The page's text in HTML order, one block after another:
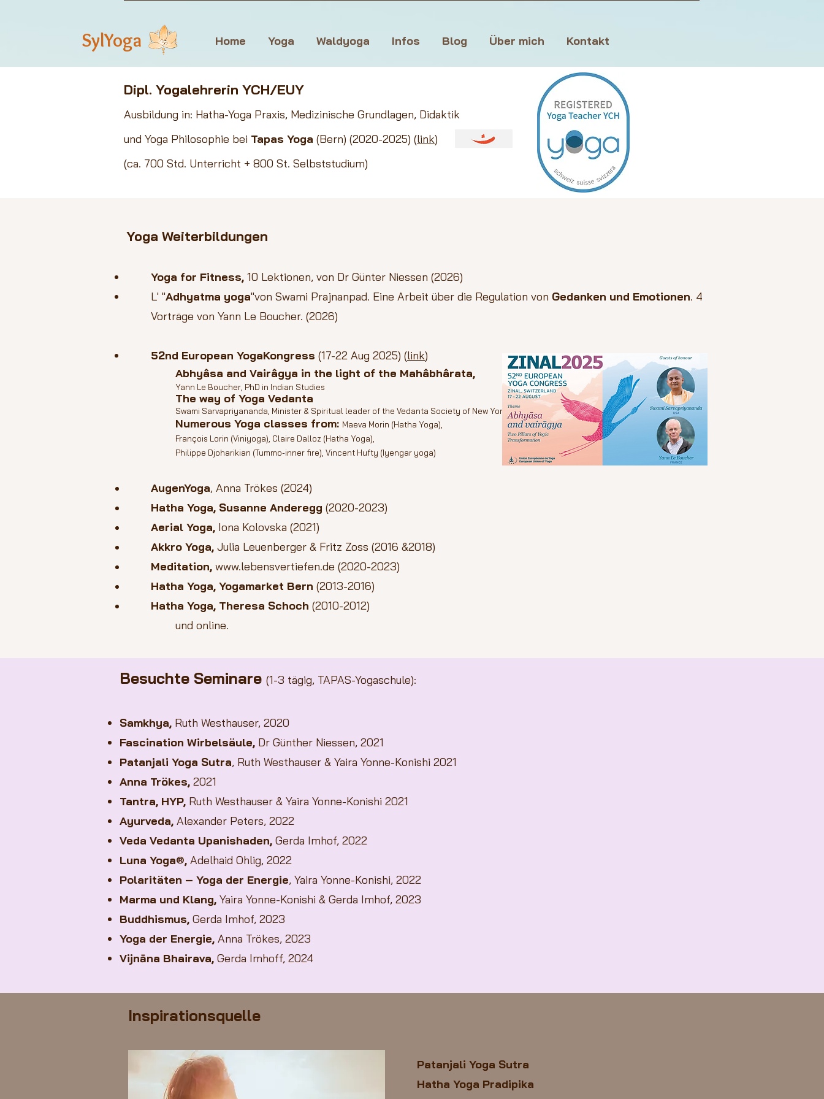
SylYoga Home Yoga Waldyoga Infos Blog Über mich Kontakt
Dipl. Yogalehrerin YCH/EUY
Ausbildung in: Hatha-Yoga Praxis, Medizinische Grundlagen, Didaktik
und Yoga Philosophie bei Tapas Yoga (Bern) (2020-2025) (link)
(ca. 700 Std. Unterricht + 800 St. Selbststudium)
Yoga Weiterbildungen
Yoga for Fitness, 10 Lektionen, von Dr Günter Niessen (2026)
L' "Adhyatma yoga"von Swami Prajnanpad. Eine Arbeit über die Regulation von Gedanken und Emotionen. 4
Vorträge von Yann Le Boucher. (2026)
52nd European YogaKongress (17-22 Aug 2025) (link)
Abhyâsa and Vairâgya in the light of the Mahâbhârata,
Yann Le Boucher, PhD in Indian Studies
The way of Yoga Vedanta​
Swami Sarvapriyananda, Minister & Spiritual leader of the Vedanta Society of New York
​Numerous Yoga classes from: Maeva Morin (Hatha Yoga),
François Lorin (Viniyoga), Claire Dalloz (Hatha Yoga),
Philippe Djoharikian (Tummo-inner fire), Vincent Hufty (Iyengar yoga)
AugenYoga, Anna Trökes (2024)
Hatha Yoga, Susanne Anderegg (2020-2023)
Aerial Yoga, Iona Kolovska (2021)
Akkro Yoga, Julia Leuenberger & Fritz Zoss (2016 &2018)
Meditation, www.lebensvertiefen.de (2020-2023)
Hatha Yoga, Yogamarket Bern (2013-2016)
Hatha Yoga, Theresa Schoch (2010-2012)
und online.
Besuchte Seminare (1-3 tägig, TAPAS-Yogaschule):
Samkhya, Ruth Westhauser, 2020
Fascination Wirbelsäule, Dr Günther Niessen, 2021
Patanjali Yoga Sutra, Ruth Westhauser & Yaira Yonne-Konishi 2021
Anna Trökes, 2021
Tantra, HYP, Ruth Westhauser & Yaira Yonne-Konishi 2021
Ayurveda, Alexander Peters, 2022
Veda Vedanta Upanishaden, Gerda Imhof, 2022
Luna Yoga®, Adelhaid Ohlig, 2022
Polaritäten – Yoga der Energie, Yaira Yonne-Konishi, 2022
Marma und Klang, Yaira Yonne-Konishi & Gerda Imhof, 2023
Buddhismus, Gerda Imhof, 2023
Yoga der Energie, Anna Trökes, 2023
Vijnāna Bhairava, Gerda Imhoff, 2024
Inspirationsquelle
Patanjali Yoga Sutra
Hatha Yoga Pradipika